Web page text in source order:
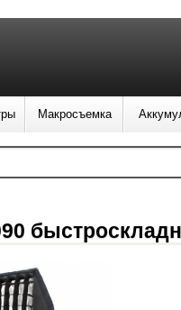
Макросъемка